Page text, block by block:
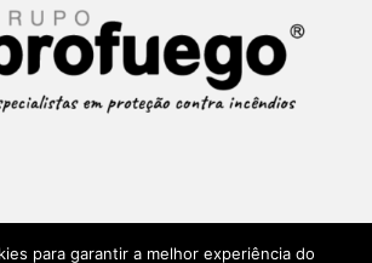
para garantir a melhor experiência do